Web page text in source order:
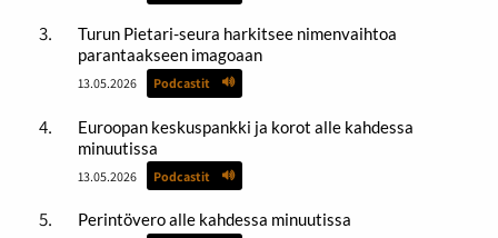
Turun Pietari-seura harkitsee nimenvaihtoa
parantaakseen imagoaan
13.05.2026 Podcastit
Euroopan keskuspankki ja korot alle kahdessa
minuutissa
13.05.2026 Podcastit
Perintövero alle kahdessa minuutissa